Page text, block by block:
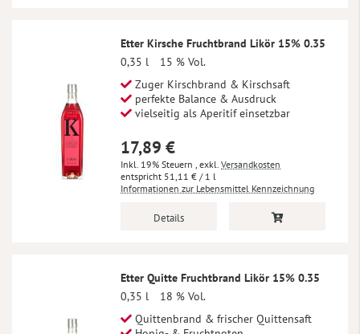
Etter Kirsche Fruchtbrand Likör 15% 0.35
0,35 l
15 % Vol.
Zuger Kirschbrand & Kirschsaft
perfekte Balance & Ausdruck
vielseitig als Aperitif einsetzbar
17,89 €
Inkl. 19% Steuern , exkl. Versandkosten
51,11 € / 1 l
Informationen zur Lebensmittel Kennzeichnung
Details
Etter Quitte Fruchtbrand Likör 15% 0.35
0,35 l
18 % Vol.
Quittenbrand & frischer Quittensaft